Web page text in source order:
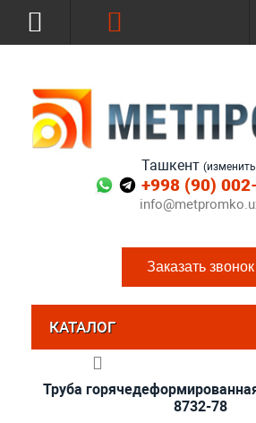
Ташкент
+998 (90)
Заказать звонок
КАТАЛОГ
Труба
8732-78